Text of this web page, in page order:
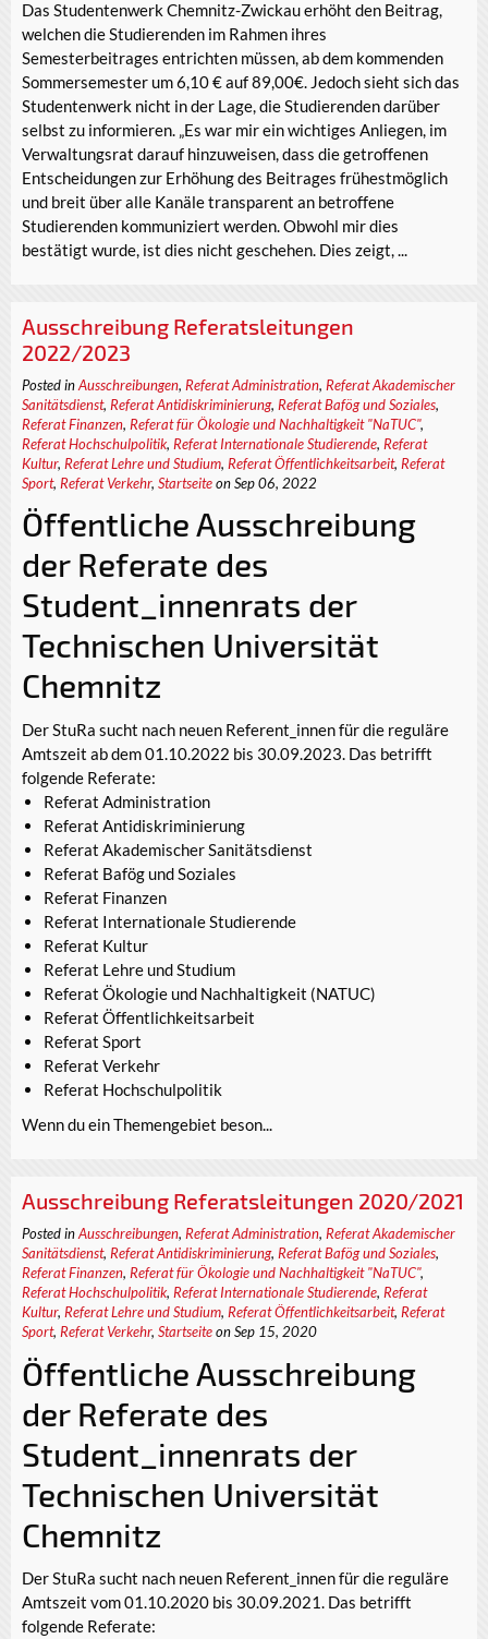
Das Studentenwerk Chemnitz-Zwickau erhöht den Beitrag,
welchen die Studierenden im Rahmen ihres
Semesterbeitrages entrichten müssen, ab dem kommenden
Sommersemester um 6,10 € auf 89,00€. Jedoch sieht sich das
Studentenwerk nicht in der Lage, die Studierenden darüber
selbst zu informieren. „Es war mir ein wichtiges Anliegen, im
Verwaltungsrat darauf hinzuweisen, dass die getroffenen
Entscheidungen zur Erhöhung des Beitrages frühestmöglich
und breit über alle Kanäle transparent an betroffene
Studierenden kommuniziert werden. Obwohl mir dies
bestätigt wurde, ist dies nicht geschehen. Dies zeigt, ...
Ausschreibung Referatsleitungen
2022/2023
Posted inAusschreibungen, Referat Administration, Referat Akademischer
Sanitätsdienst, Referat Antidiskriminierung, Referat Bafög und Soziales,
Referat Finanzen, Referat für Ökologie und Nachhaltigkeit "NaTUC",
Referat Hochschulpolitik, Referat Internationale Studierende, Referat
Kultur, Referat Lehre und Studium, Referat Öffentlichkeitsarbeit, Referat
Sport, Referat Verkehr, Startseiteon Sep 06, 2022
Öffentliche Ausschreibung
der Referate des
Student_innenrats der
Technischen Universität
Chemnitz
Der StuRa sucht nach neuen Referent_innen für die reguläre
Amtszeit ab dem 01.10.2022 bis 30.09.2023. Das betrifft
folgende Referate:
Referat Administration
Referat Antidiskriminierung
Referat Akademischer Sanitätsdienst
Referat Bafög und Soziales
Referat Finanzen
Referat Internationale Studierende
Referat Kultur
Referat Lehre und Studium
Referat Ökologie und Nachhaltigkeit (NATUC)
Referat Öffentlichkeitsarbeit
Referat Sport
Referat Verkehr
Referat Hochschulpolitik
Wenn du ein Themengebiet beson...
Ausschreibung Referatsleitungen 2020/2021
Posted inAusschreibungen, Referat Administration, Referat Akademischer
Sanitätsdienst, Referat Antidiskriminierung, Referat Bafög und Soziales,
Referat Finanzen, Referat für Ökologie und Nachhaltigkeit "NaTUC",
Referat Hochschulpolitik, Referat Internationale Studierende, Referat
Kultur, Referat Lehre und Studium, Referat Öffentlichkeitsarbeit, Referat
Sport, Referat Verkehr, Startseiteon Sep 15, 2020
Öffentliche Ausschreibung
der Referate des
Student_innenrats der
Technischen Universität
Chemnitz
Der StuRa sucht nach neuen Referent_innen für die reguläre
Amtszeit vom 01.10.2020 bis 30.09.2021. Das betrifft
folgende Referate: